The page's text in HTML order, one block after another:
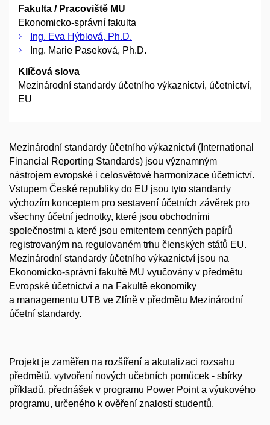
Fakulta / Pracoviště MU
Ekonomicko-správní fakulta
Ing. Eva Hýblová, Ph.D.
Ing. Marie Paseková, Ph.D.
Klíčová slova
Mezinárodní standardy účetního výkaznictví, účetnictví,
EU
Mezinárodní standardy účetního výkaznictví (International
Financial Reporting Standards) jsou významným
nástrojem evropské i celosvětové harmonizace účetnictví.
Vstupem České republiky do EU jsou tyto standardy
výchozím konceptem pro sestavení účetních závěrek pro
všechny účetní jednotky, které jsou obchodními
společnostmi a které jsou emitentem cenných papírů
registrovaným na regulovaném trhu členských států EU.
Mezinárodní standardy účetního výkaznictví jsou na
Ekonomicko-správní fakultě MU vyučovány v předmětu
Evropské účetnictví a na Fakultě ekonomiky
a managementu UTB ve Zlíně v předmětu Mezinárodní
účetní standardy.
Projekt je zaměřen na rozšíření a akutalizaci rozsahu
předmětů, vytvoření nových učebních pomůcek - sbírky
příkladů, přednášek v programu Power Point a výukového
programu, určeného k ověření znalostí studentů.